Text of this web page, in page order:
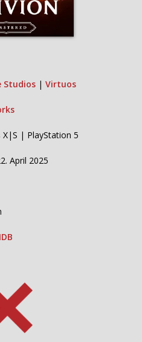
Studios | Virtuos
X|S | PlayStation 5
April 2025